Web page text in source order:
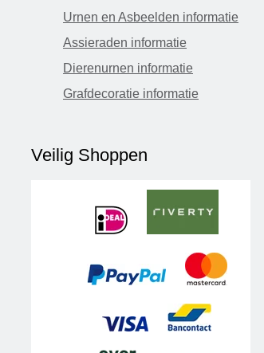
Urnen en Asbeelden informatie
Assieraden informatie
Dierenurnen informatie
Grafdecoratie informatie
Veilig Shoppen